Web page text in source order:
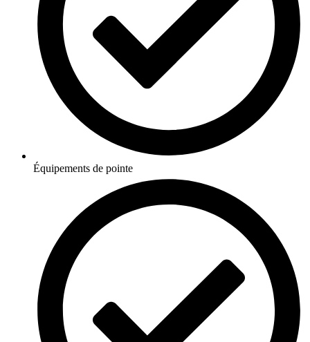
Équipements de pointe